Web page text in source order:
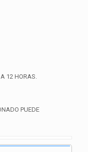
12 HORAS.
PUEDE